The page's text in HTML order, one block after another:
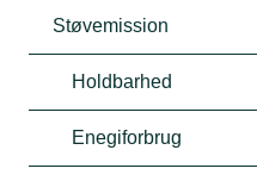
Støvemission
Holdbarhed
Enegiforbrug